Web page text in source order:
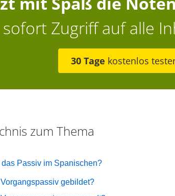
Zugriff auf alle
30 Tage kostenlos
zum Thema
Passiv im Spanischen?
gebildet?